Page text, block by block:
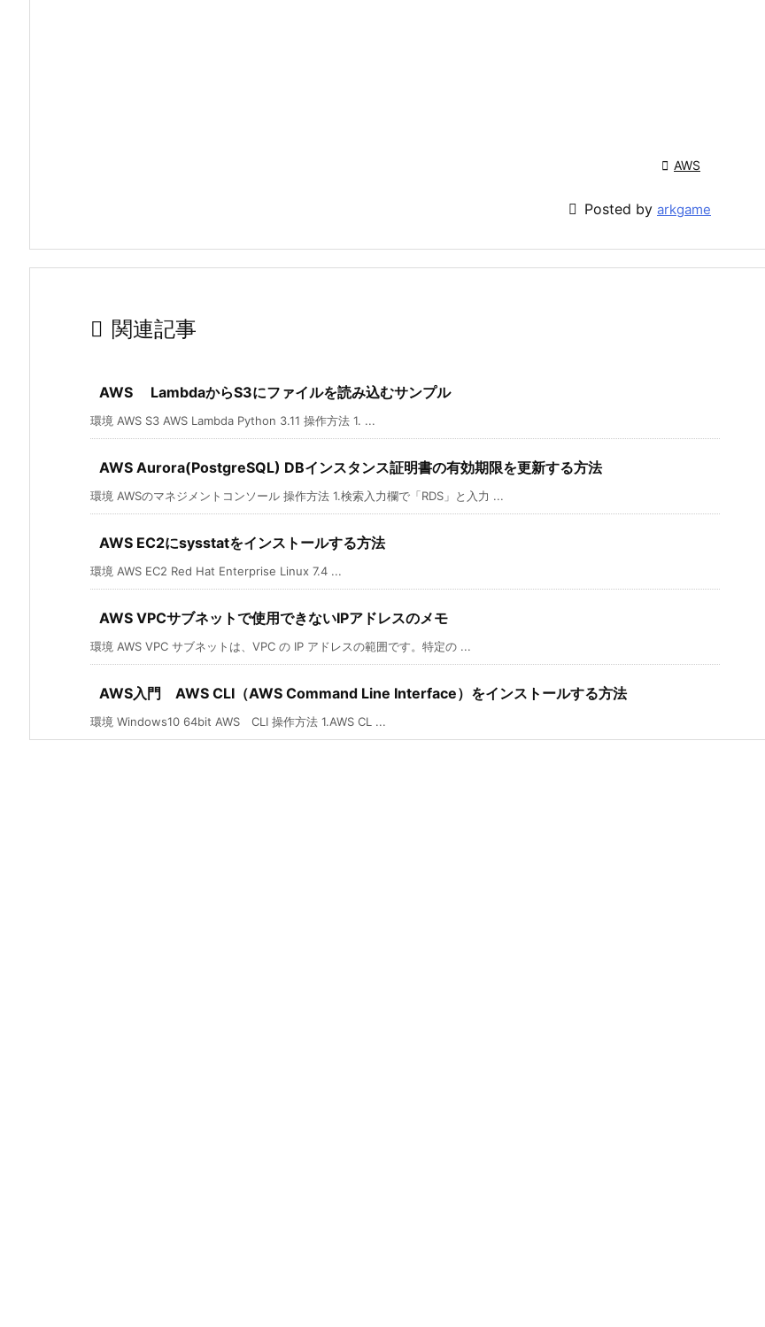
 AWS
 Posted by arkgame
 関連記事
AWS LambdaからS3にファイルを読み込むサンプル
環境 AWS S3 AWS Lambda Python 3.11 操作方法 1. ...
AWS Aurora(PostgreSQL) DBインスタンス証明書の有効期限を更新する方法
環境 AWSのマネジメントコンソール 操作方法 1.検索入力欄で「RDS」と入力 ...
AWS EC2にsysstatをインストールする方法
環境 AWS EC2 Red Hat Enterprise Linux 7.4 ...
AWS VPCサブネットで使用できないIPアドレスのメモ
環境 AWS VPC サブネットは、VPC の IP アドレスの範囲です。特定の ...
AWS入門 AWS CLI（AWS Command Line Interface）をインストールする方法
環境 Windows10 64bit AWS CLI 操作方法 1.AWS CL ...